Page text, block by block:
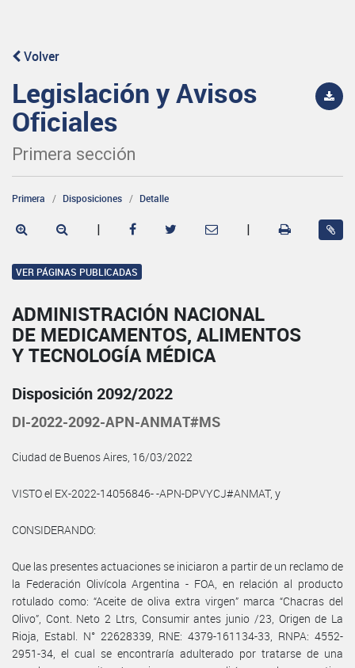
Volver
Legislación y Avisos
Oficiales
Primera sección
Primera Disposiciones Detalle
| |
VER PÁGINAS PUBLICADAS
ADMINISTRACIÓN NACIONAL
DE MEDICAMENTOS, ALIMENTOS
Y TECNOLOGÍA MÉDICA
Disposición 2092/2022
DI-2022-2092-APN-ANMAT#MS
Ciudad de Buenos Aires, 16/03/2022
VISTO el EX-2022-14056846- -APN-DPVYCJ#ANMAT, y
CONSIDERANDO:
Que las presentes actuaciones se iniciaron a partir de un reclamo de
la Federación Olivícola Argentina - FOA, en relación al producto
rotulado como: “Aceite de oliva extra virgen” marca “Chacras del
Olivo”, Cont. Neto 2 Ltrs, Consumir antes junio /23, Origen de La
Rioja, Establ. N° 22628339, RNE: 4379-161134-33, RNPA: 4552-
2951-34, el cual se encontraría adulterado por tratarse de una